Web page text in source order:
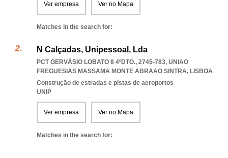
Ver empresa Ver no Mapa
Matches in the search for:
N Calçadas, Unipessoal, Lda
PCT GERVÁSIO LOBATO 8 4ºDTO., 2745-783, UNIAO
FREGUESIAS MASSAMA MONTE ABRAAO SINTRA, LISBOA
Construção de estradas e pistas de aeroportos
UNIP
Ver empresa Ver no Mapa
Matches in the search for: